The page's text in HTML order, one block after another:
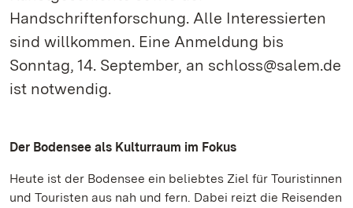
Handschriftenforschung. Alle Interessierten
sind willkommen. Eine Anmeldung bis
Sonntag, 14. September, an schloss@salem.de
ist notwendig.
Der Bodensee als Kulturraum im Fokus
Heute ist der Bodensee ein beliebtes Ziel für Touristinnen
und Touristen aus nah und fern. Dabei reizt die Reisenden